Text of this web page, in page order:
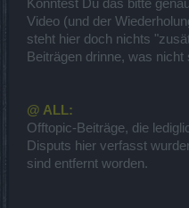
Könntest Du das bitte
Video (und der
steht hier doch nichts
Beiträgen drinne, was
@ ALL:
Offtopic-Beiträge, die
Disputs hier verfasst
sind entfernt worden.